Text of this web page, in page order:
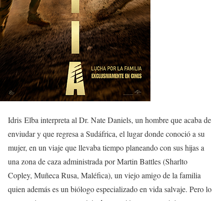
Idris Elba interpreta al Dr. Nate Daniels, un hombre que acaba de
enviudar y que regresa a Sudáfrica, el lugar donde conoció a su
mujer, en un viaje que llevaba tiempo planeando con sus hijas a
una zona de caza administrada por Martin Battles (Sharlto
Copley, Muñeca Rusa, Maléfica), un viejo amigo de la familia
quien además es un biólogo especializado en vida salvaje. Pero lo